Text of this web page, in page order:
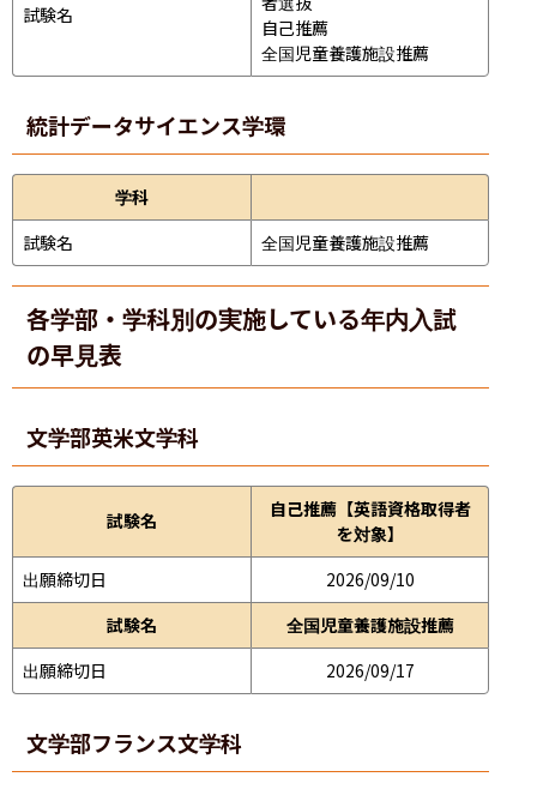
試験名
自己推薦
全国児童養護施設推薦
統計データサイエンス学環
学科
試験名
全国児童養護施設推薦
各学部・学科別の実施している年内入試
の早見表
文学部英米文学科
試験名
自己推薦【英語資格取得者
を対象】
出願締切日
2026/09/10
試験名
全国児童養護施設推薦
出願締切日
2026/09/17
文学部フランス文学科